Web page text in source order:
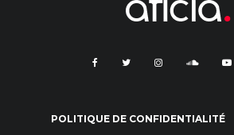
POLITIQUE DE CONFIDENTIALITÉ